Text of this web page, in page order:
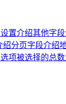
置介绍其他字
绍分页字段介绍
项被选择的总